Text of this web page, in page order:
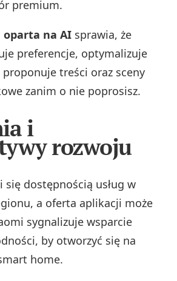
premium.
na AI sprawia, że
preferencje, optymalizuje
treści oraz sceny
zanim o nie poprosisz.
i
rozwoju
się dostępnością usług w
a oferta aplikacji może
sygnalizuje wsparcie
by otworzyć się na
home.